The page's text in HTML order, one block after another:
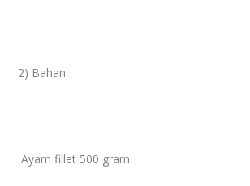
2) Bahan
Ayam fillet 500 gram